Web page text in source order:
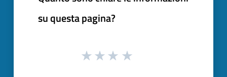
su questa pagina?